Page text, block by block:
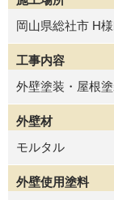
岡山県総社市 H
工事内容
外壁塗装・屋根
外壁材
モルタル
外壁使用塗料